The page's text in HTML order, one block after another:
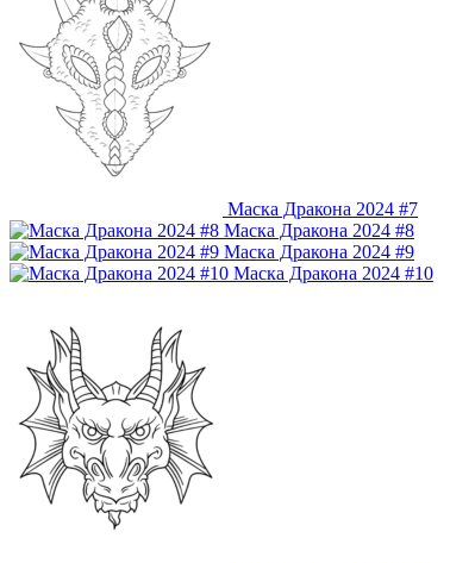
Маска Дракона 2024 #7
Маска Дракона 2024 #8
Маска Дракона 2024 #9
Маска Дракона 2024 #10